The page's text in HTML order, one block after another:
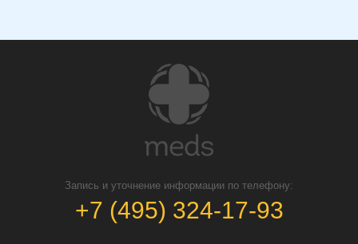
Запись и уточнение информации по телефону:
+7 (495) 324-17-93